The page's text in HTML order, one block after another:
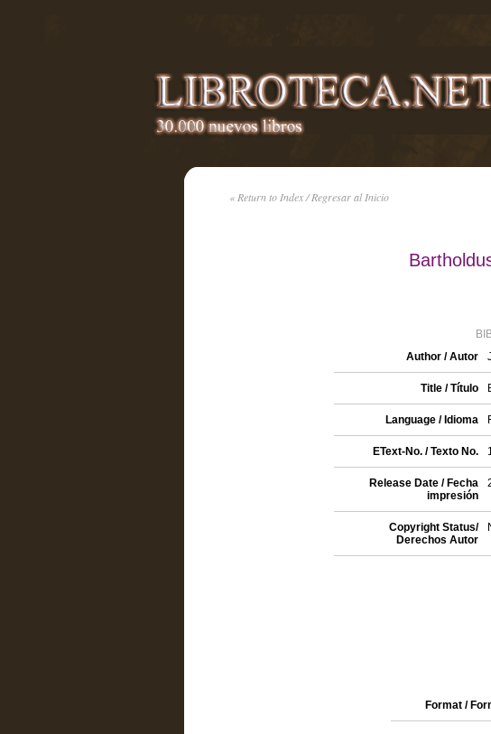
« Return to Index / Regresar al Inicio
Author / Autor
Title / Título
Language / Idioma
EText-No. / Texto No.
Release Date / Fecha
impresión
Copyright Status/
Derechos Autor
Format /